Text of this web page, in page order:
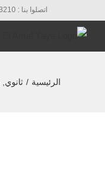
اتصلوا بنا : 0777003210
الرئيسية / ثانوي,